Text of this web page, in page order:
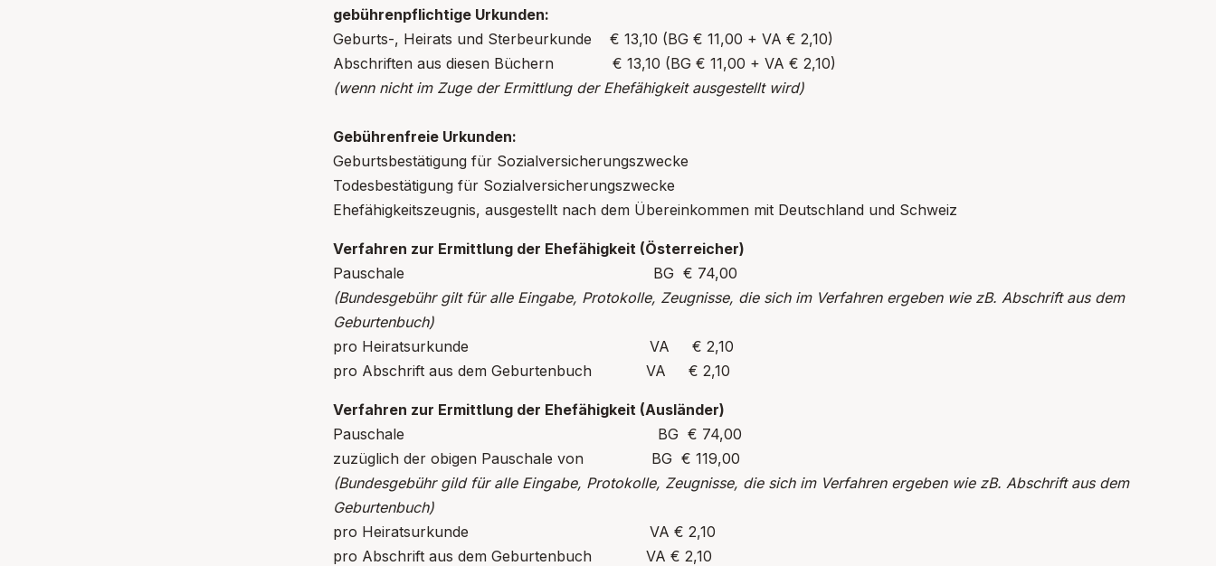
gebührenpflichtige Urkunden:
Geburts-, Heirats und Sterbeurkunde € 13,10 (BG € 11,00 + VA € 2,10)
Abschriften aus diesen Büchern € 13,10 (BG € 11,00 + VA € 2,10)
(wenn nicht im Zuge der Ermittlung der Ehefähigkeit ausgestellt wird)
Gebührenfreie Urkunden:
Geburtsbestätigung für Sozialversicherungszwecke
Todesbestätigung für Sozialversicherungszwecke
Ehefähigkeitszeugnis, ausgestellt nach dem Übereinkommen mit Deutschland und Schweiz
Verfahren zur Ermittlung der Ehefähigkeit (Österreicher)
Pauschale BG € 74,00
(Bundesgebühr gilt für alle Eingabe, Protokolle, Zeugnisse, die sich im Verfahren ergeben wie zB. Abschrift aus dem
Geburtenbuch)
pro Heiratsurkunde VA € 2,10
pro Abschrift aus dem Geburtenbuch VA € 2,10
Verfahren zur Ermittlung der Ehefähigkeit (Ausländer)
Pauschale BG € 74,00
zuzüglich der obigen Pauschale von BG € 119,00
(Bundesgebühr gild für alle Eingabe, Protokolle, Zeugnisse, die sich im Verfahren ergeben wie zB. Abschrift aus dem
Geburtenbuch)
pro Heiratsurkunde VA € 2,10
pro Abschrift aus dem Geburtenbuch VA € 2,10